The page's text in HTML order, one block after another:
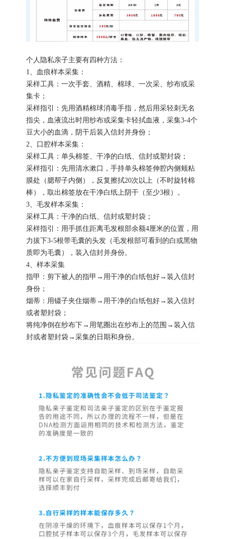
个人隐私亲子主要有四种方法：
1、血痕样本采集：
采样工具：一次手套、酒精、棉球、一次采、纱布或采
集卡；
采样指引：先用酒精棉球消毒手指，然后用采轻刺无名
指尖，血液流出时用纱布或采集卡轻拭血液，采集3-4个
豆大小的血滴，阴干后装入信封并身份；
2、口腔样本采集：
采样工具：单头棉签、干净的白纸、信封或塑封袋；
采样指引：先用清水漱口，手持单头棉签伸腔内侧颊粘
膜处（腮帮子内侧），反复擦拭20次以上（不时旋转棉
棒），取出棉签放在干净白纸上阴干（至少3根）。
3、毛发样本采集：
采样工具：干净的白纸、信封或塑封袋；
采样指引：用手抓住距离毛发根部余额4厘米的位置，用
力拔下3-5根带毛囊的头发（毛发根部可看到的白或黑物
质即为毛囊），装入信封并身份。
4、样本采集
指甲：剪下被人的指甲→用干净的白纸包好→装入信封
身份；
烟蒂：用镊子夹住烟蒂→用干净的白纸包好→装入信封
或者塑封袋；
将纯净倒在纱布下→用笔圈出在纱布上的范围→装入信
封或者塑封袋→采集的日期和身份。